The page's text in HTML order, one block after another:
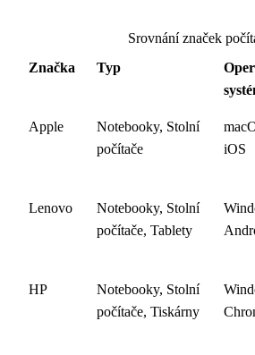
Srovnání značek
Značka
Typ
Apple
Notebooky, Stolní
počítače
iOS
Lenovo
Notebooky, Stolní
počítače, Tablety
HP
Notebooky, Stolní
počítače, Tiskárny